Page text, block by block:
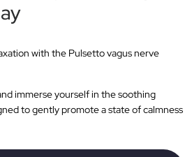
with the Pulsetto vagus nerve
immerse yourself in the soothing
to gently promote a state of calmness